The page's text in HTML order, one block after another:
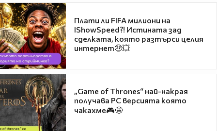
Плати ли FIFA милиони на
IShowSpeed?! Истината зад
сделката, която разтърси целия
интернет🤑💥
„Game of Thrones“ най-накрая
получава PC версията която
чакахме🎮🤩